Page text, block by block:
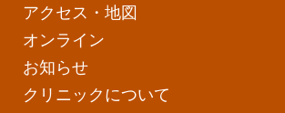
アクセス・地図
オンライン
お知らせ
クリニックについて